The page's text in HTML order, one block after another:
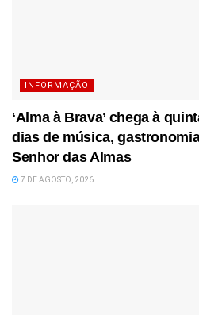
INFORMAÇÃO
‘Alma à Brava’ chega à
dias de música,
Senhor das Almas
7 DE AGOSTO, 2026